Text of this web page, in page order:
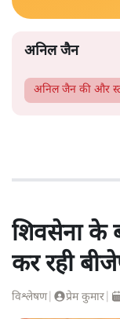
अनिल जैन
अनिल जैन की और
शिवसेना के
कर रही
विश्लेषण| प्रेम कुमार